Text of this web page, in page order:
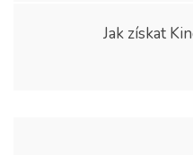
příspěvekJak získat